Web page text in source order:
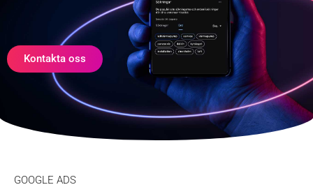
Kontakta oss
GOOGLE ADS